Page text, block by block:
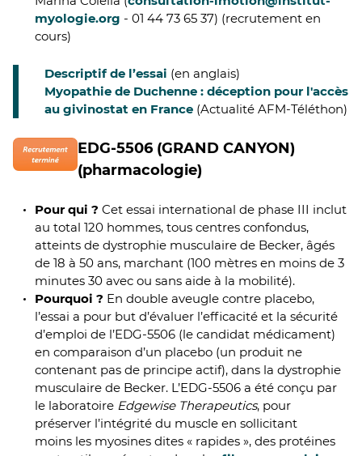
myologie.org - 01 44 73 65 37) (recrutement en
cours)
Descriptif de l’essai (en anglais)
Myopathie de Duchenne : déception pour l'accès
au givinostat en France (Actualité AFM-Téléthon)
EDG-5506 (GRAND CANYON)
(pharmacologie)
Pour qui ? Cet essai international de phase III inclut
au total 120 hommes, tous centres confondus,
atteints de dystrophie musculaire de Becker, âgés
de 18 à 50 ans, marchant (100 mètres en moins de 3
minutes 30 avec ou sans aide à la mobilité).
Pourquoi ? En double aveugle contre placebo,
l’essai a pour but d’évaluer l’efficacité et la sécurité
d’emploi de l’EDG-5506 (le candidat médicament)
en comparaison d’un placebo (un produit ne
contenant pas de principe actif), dans la dystrophie
musculaire de Becker. L’EDG-5506 a été conçu par
le laboratoire Edgewise Therapeutics, pour
préserver l’intégrité du muscle en sollicitant
moins les myosines dites « rapides », des protéines